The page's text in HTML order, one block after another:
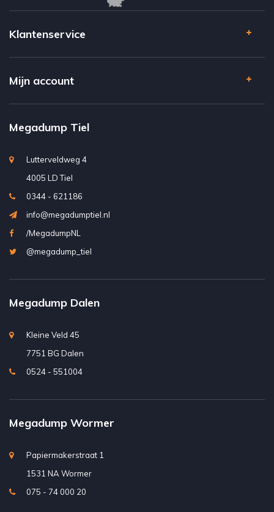
Klantenservice
Mijn account
Megadump Tiel
Lutterveldweg 4
4005 LD Tiel
0344 - 621186
info@megadumptiel.nl
/MegadumpNL
@megadump_tiel
Megadump Dalen
Kleine Veld 45
7751 BG Dalen
0524 - 551004
Megadump Wormer
Papiermakerstraat 1
1531 NA Wormer
075 - 74 000 20